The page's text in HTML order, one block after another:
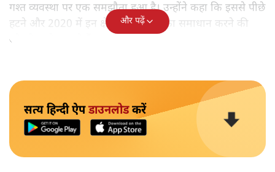
गश्त व्यवस्था पर एक समझौता हुआ है। उन्होंने कहा कि इससे पीछे
हटने और 2020 में इन क्षेत्रों में उठे मुद्दों का समाधान करने की
ओर वे आगे बढ़ रहे हैं।
और पढ़ें
सत्य हिन्दी ऐपडाउनलोडकरें